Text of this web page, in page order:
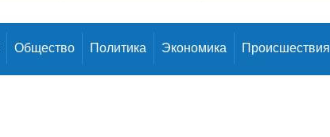
Общество Политика Экономика Происшествия